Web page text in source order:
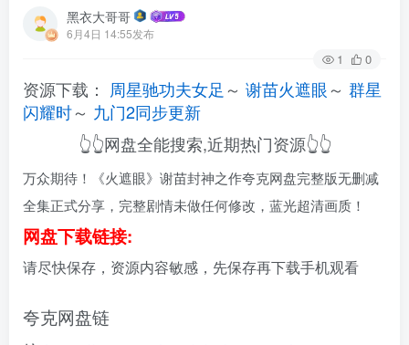
黑衣大哥哥
6月4日 14:55发布
1 0
资源下载： 周星驰功夫女足 ～ 谢苗火遮眼～ 群星
闪耀时～ 九门2同步更新
👆👆网盘全能搜索,近期热门资源👆👆
万众期待！《火遮眼》谢苗封神之作夸克网盘完整版无删减
全集正式分享，完整剧情未做任何修改，蓝光超清画质！
网盘下载链接:
请尽快保存，资源内容敏感，先保存再下载手机观看
夸克网盘链